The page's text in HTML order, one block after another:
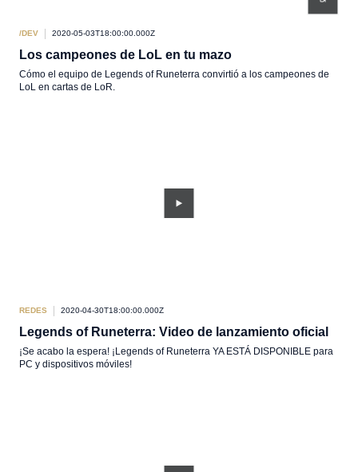
/DEV 2020-05-03T18:00:00.000Z
Los campeones de LoL en tu mazo
Cómo el equipo de Legends of Runeterra convirtió a los campeones de
LoL en cartas de LoR.
REDES 2020-04-30T18:00:00.000Z
Legends of Runeterra: Video de lanzamiento oficial
¡Se acabo la espera! ¡Legends of Runeterra YA ESTÁ DISPONIBLE para
PC y dispositivos móviles!